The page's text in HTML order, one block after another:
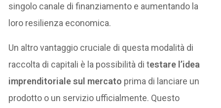
singolo canale di finanziamento e aumentando la
loro resilienza economica.
Un altro vantaggio cruciale di questa modalità di
raccolta di capitali è la possibilità di testare l’idea
imprenditoriale sul mercato prima di lanciare un
prodotto o un servizio ufficialmente. Questo